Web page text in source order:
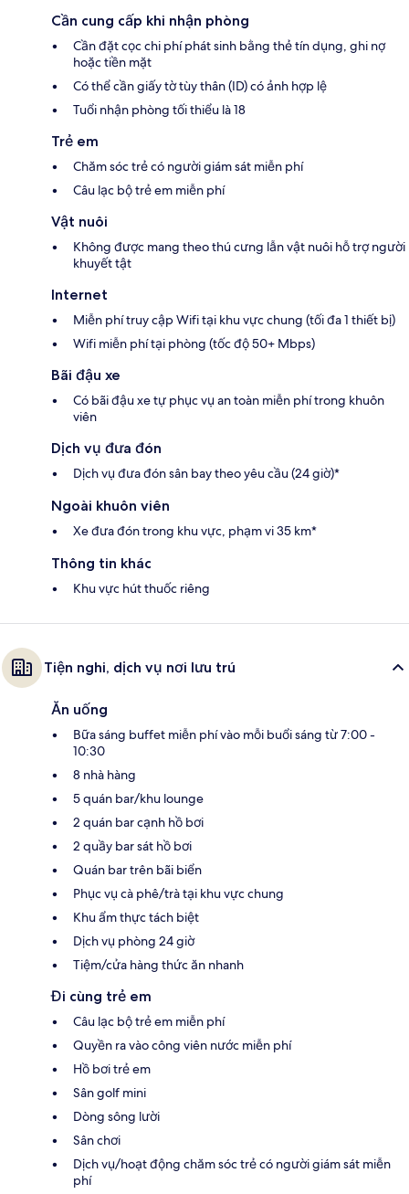
Cần cung cấp khi nhận phòng
Cần đặt cọc chi phí phát sinh bằng thẻ tín dụng, ghi nợ
hoặc tiền mặt
Có thể cần giấy tờ tùy thân (ID) có ảnh hợp lệ
Tuổi nhận phòng tối thiểu là 18
Trẻ em
Chăm sóc trẻ có người giám sát miễn phí
Câu lạc bộ trẻ em miễn phí
Vật nuôi
Không được mang theo thú cưng lẫn vật nuôi hỗ trợ người
khuyết tật
Internet
Miễn phí truy cập Wifi tại khu vực chung (tối đa 1 thiết bị)
Wifi miễn phí tại phòng (tốc độ 50+ Mbps)
Bãi đậu xe
Có bãi đậu xe tự phục vụ an toàn miễn phí trong khuôn
viên
Dịch vụ đưa đón
Dịch vụ đưa đón sân bay theo yêu cầu (24 giờ)*
Ngoài khuôn viên
Xe đưa đón trong khu vực, phạm vi 35 km*
Thông tin khác
Khu vực hút thuốc riêng
Tiện nghi, dịch vụ nơi lưu trú
Ăn uống
Bữa sáng buffet miễn phí vào mỗi buổi sáng từ 7:00 -
10:30
8 nhà hàng
5 quán bar/khu lounge
2 quán bar cạnh hồ bơi
2 quầy bar sát hồ bơi
Quán bar trên bãi biển
Phục vụ cà phê/trà tại khu vực chung
Khu ẩm thực tách biệt
Dịch vụ phòng 24 giờ
Tiệm/cửa hàng thức ăn nhanh
Đi cùng trẻ em
Câu lạc bộ trẻ em miễn phí
Quyền ra vào công viên nước miễn phí
Hồ bơi trẻ em
Sân golf mini
Dòng sông lười
Sân chơi
Dịch vụ/hoạt động chăm sóc trẻ có người giám sát miễn
phí